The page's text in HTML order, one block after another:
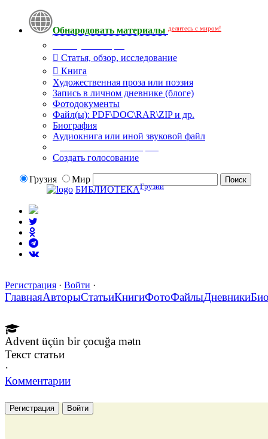
Обнародовать материалы делитесь с миром!
Статья, обзор, исследование
Книга
Художественная проза или поэзия
Запись в личном дневнике (блоге)
Фотодокументы
Файл(ы): PDF\DOC\RAR\ZIP и др.
Биография
Аудиокнига или иной звуковой файл
Создать голосование
Грузия
Мир
БИБЛИОТЕКАГрузии
Регистрация · Войти ·
ГлавнаяАвторыСтатьиКнигиФотоФайлыДневники
Advent üçün bir çocuğa mətn
Текст статьи
·
Комментарии
Регистрация Войти